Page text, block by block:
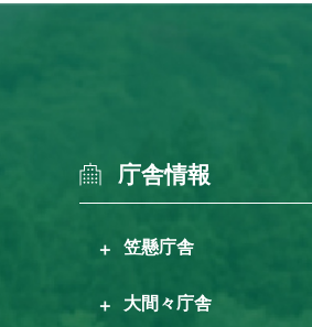
庁舎情報
笠懸庁舎
大間々庁舎